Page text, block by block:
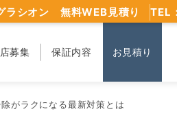
募集 保証内容 お見積り
ラシオン 無料WEB見積り TEL
がラクになる最新対策とは